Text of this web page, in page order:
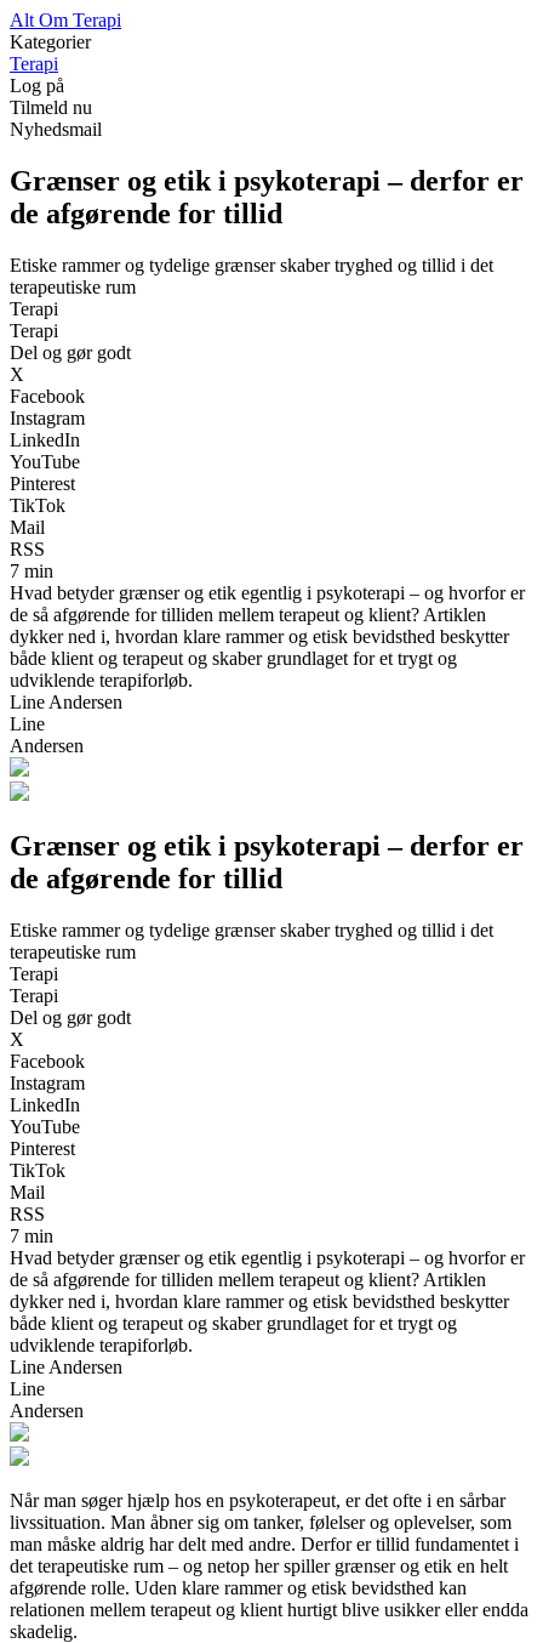
Alt Om Terapi
Kategorier
Terapi
Log på
Tilmeld nu
Nyhedsmail
Grænser og etik i psykoterapi – derfor er
de afgørende for tillid
Etiske rammer og tydelige grænser skaber tryghed og tillid i det
terapeutiske rum
Terapi
Terapi
Del og gør godt
X
Facebook
Instagram
LinkedIn
YouTube
Pinterest
TikTok
Mail
RSS
7 min
Hvad betyder grænser og etik egentlig i psykoterapi – og hvorfor er
de så afgørende for tilliden mellem terapeut og klient? Artiklen
dykker ned i, hvordan klare rammer og etisk bevidsthed beskytter
både klient og terapeut og skaber grundlaget for et trygt og
udviklende terapiforløb.
Line Andersen
Line
Andersen
Grænser og etik i psykoterapi – derfor er
de afgørende for tillid
Etiske rammer og tydelige grænser skaber tryghed og tillid i det
terapeutiske rum
Terapi
Terapi
Del og gør godt
X
Facebook
Instagram
LinkedIn
YouTube
Pinterest
TikTok
Mail
RSS
7 min
Hvad betyder grænser og etik egentlig i psykoterapi – og hvorfor er
de så afgørende for tilliden mellem terapeut og klient? Artiklen
dykker ned i, hvordan klare rammer og etisk bevidsthed beskytter
både klient og terapeut og skaber grundlaget for et trygt og
udviklende terapiforløb.
Line Andersen
Line
Andersen
Når man søger hjælp hos en psykoterapeut, er det ofte i en sårbar
livssituation. Man åbner sig om tanker, følelser og oplevelser, som
man måske aldrig har delt med andre. Derfor er tillid fundamentet i
det terapeutiske rum – og netop her spiller grænser og etik en helt
afgørende rolle. Uden klare rammer og etisk bevidsthed kan
relationen mellem terapeut og klient hurtigt blive usikker eller endda
skadelig.